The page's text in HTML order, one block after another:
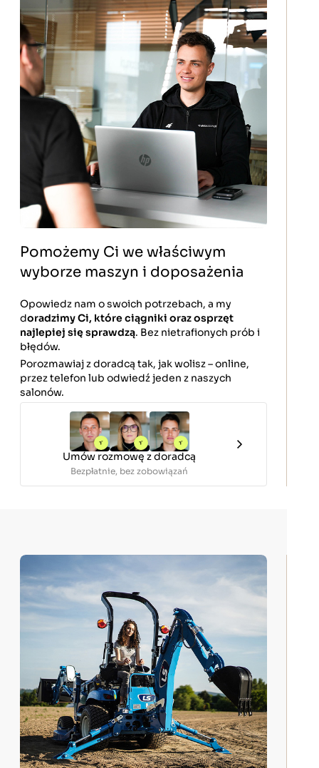
Pomożemy Ci we właściwym
wyborze maszyn i doposażenia
Opowiedz nam o swoich potrzebach, a my
doradzimy Ci, które ciągniki oraz osprzęt
najlepiej się sprawdzą. Bez nietrafionych prób i
błędów.
Porozmawiaj z doradcą tak, jak wolisz – online,
przez telefon lub odwiedź jeden z naszych
salonów.
Umów rozmowę z doradcą
Bezpłatnie, bez zobowiązań